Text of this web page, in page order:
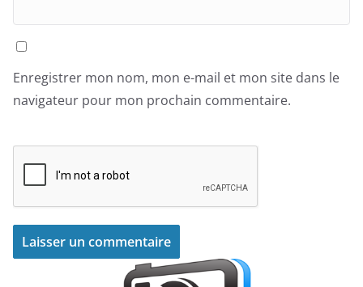
Enregistrer mon nom, mon e-mail et mon site dans le
navigateur pour mon prochain commentaire.